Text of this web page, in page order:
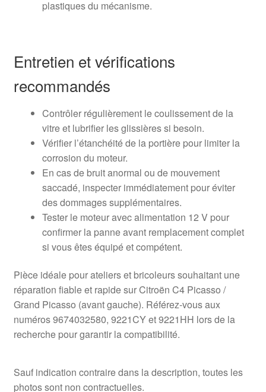
plastiques du mécanisme.
Entretien et vérifications
recommandés
Contrôler régulièrement le coulissement de la
vitre et lubrifier les glissières si besoin.
Vérifier l’étanchéité de la portière pour limiter la
corrosion du moteur.
En cas de bruit anormal ou de mouvement
saccadé, inspecter immédiatement pour éviter
des dommages supplémentaires.
Tester le moteur avec alimentation 12 V pour
confirmer la panne avant remplacement complet
si vous êtes équipé et compétent.
Pièce idéale pour ateliers et bricoleurs souhaitant une
réparation fiable et rapide sur Citroën C4 Picasso /
Grand Picasso (avant gauche). Référez‑vous aux
numéros 9674032580, 9221CY et 9221HH lors de la
recherche pour garantir la compatibilité.
Sauf indication contraire dans la description, toutes les
photos sont non contractuelles.